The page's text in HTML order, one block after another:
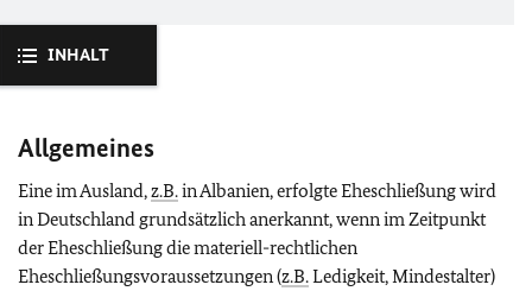
INHALT
Allgemeines
Eine im Ausland,z.B.in Albanien, erfolgte Eheschließung wird
in Deutschland grundsätzlich anerkannt, wenn im Zeitpunkt
der Eheschließung die materiell-rechtlichen
Eheschließungsvoraussetzungen (z.B.Ledigkeit, Mindestalter)